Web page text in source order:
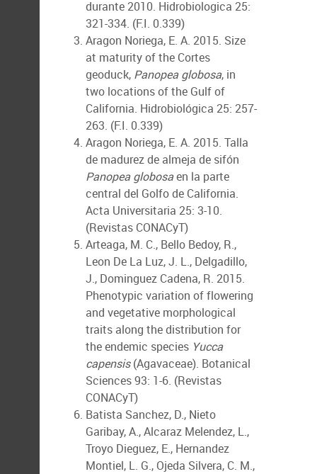
durante 2010. Hidrobiologica 25:
321-334. (F.I. 0.339)
Aragon Noriega, E. A. 2015. Size
at maturity of the Cortes
geoduck, Panopea globosa, in
two locations of the Gulf of
California. Hidrobiológica 25: 257-
263. (F.I. 0.339)
Aragon Noriega, E. A. 2015. Talla
de madurez de almeja de sifón
Panopea globosaen la parte
central del Golfo de California.
Acta Universitaria 25: 3-10.
(Revistas CONACyT)
Arteaga, M. C., Bello Bedoy, R.,
Leon De La Luz, J. L., Delgadillo,
J., Dominguez Cadena, R. 2015.
Phenotypic variation of flowering
and vegetative morphological
traits along the distribution for
the endemic species Yucca
capensis(Agavaceae). Botanical
Sciences 93: 1-6. (Revistas
CONACyT)
Batista Sanchez, D., Nieto
Garibay, A., Alcaraz Melendez, L.,
Troyo Dieguez, E., Hernandez
Montiel, L. G., Ojeda Silvera, C. M.,